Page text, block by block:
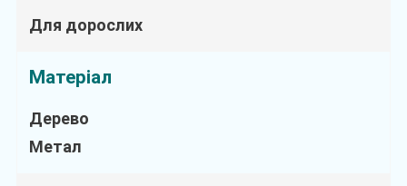
Для дорослих
Матеріал
Дерево
Метал